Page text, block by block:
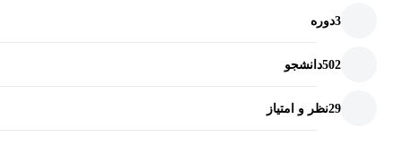
3دوره
502دانشجو
29نظر و امتیاز